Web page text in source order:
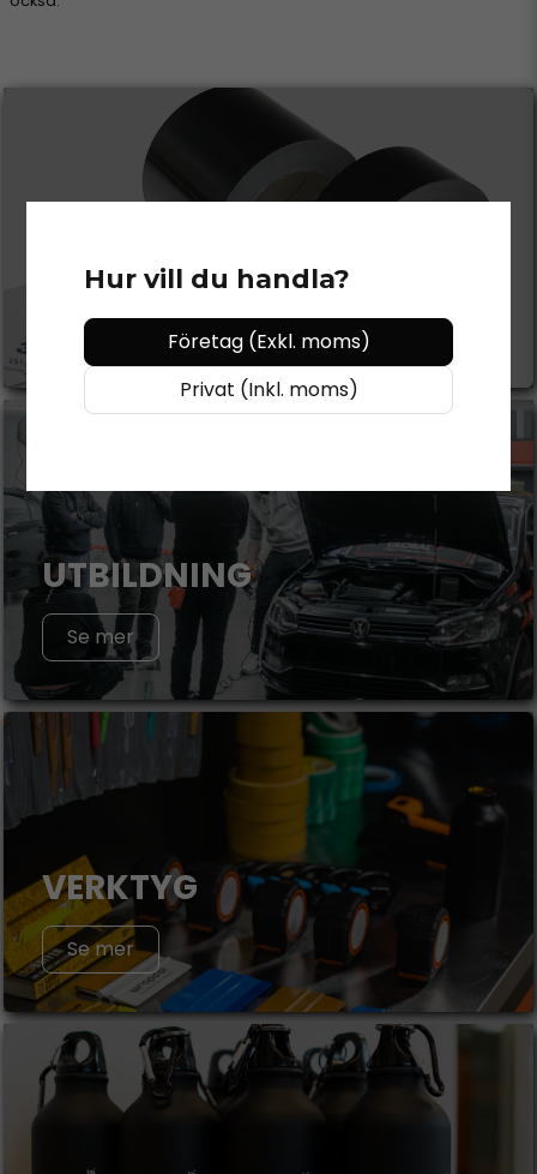
CHROME DELETE
Se mer
UTBILDNING
Se mer
VERKTYG
Se mer
Hur vill du handla?
Företag (Exkl. moms)
Privat (Inkl. moms)